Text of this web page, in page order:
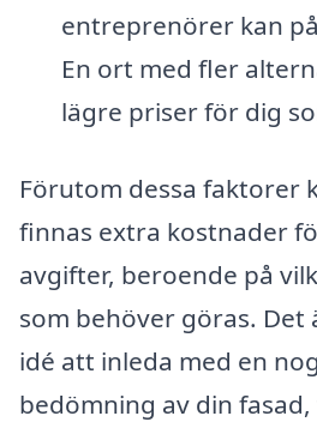
entreprenörer kan
En ort med fler
lägre priser för dig
Förutom dessa faktorer
finnas extra kostnader
avgifter, beroende på
som behöver göras. Det
idé att inleda med en
bedömning av din